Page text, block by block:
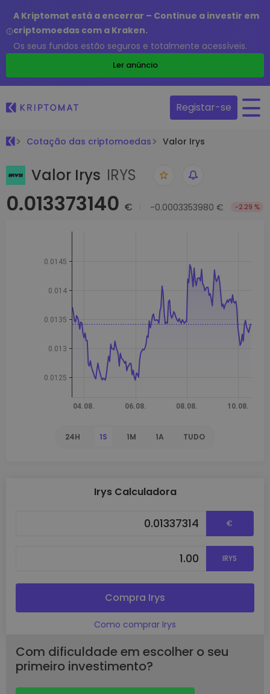
A Kriptomat está a encerrar – Continue a investir em
criptomoedas com a Kraken.
Os seus fundos estão seguros e totalmente acessíveis.
Ler anúncio
Registar-se
Cotação das criptomoedas Valor Irys
Valor Irys IRYS
0.013373140 € -0.0003353980 € -2.29 %
24H 1S 1M 1A TUDO
Irys Calculadora
€
IRYS
Compra Irys
Como comprar Irys
Com dificuldade em escolher o seu
primeiro investimento?